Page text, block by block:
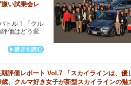
い試乗会レ
トル！「クル
価はどう変
評価レポート Vol.7 「スカイラインは、優
、クルマ好き女子が新型スカイラインの魅